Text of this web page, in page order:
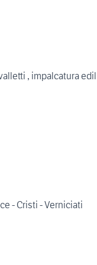
, impalcatura
- Cristi - Verniciati